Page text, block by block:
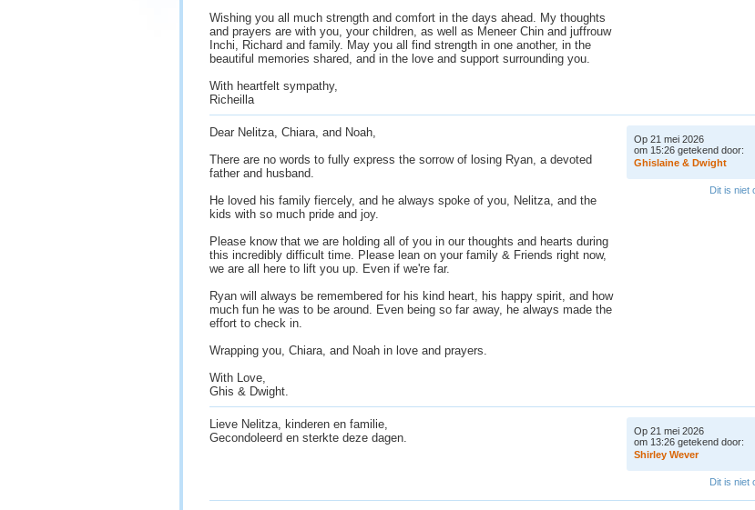
Wishing you all much strength and comfort in the days ahead. My thoughts
and prayers are with you, your children, as well as Meneer Chin and juffrouw
Inchi, Richard and family. May you all find strength in one another, in the
beautiful memories shared, and in the love and support surrounding you.
With heartfelt sympathy,
Richeilla
Dear Nelitza, Chiara, and Noah,
There are no words to fully express the sorrow of losing Ryan, a devoted
father and husband.
He loved his family fiercely, and he always spoke of you, Nelitza, and the
kids with so much pride and joy.
Please know that we are holding all of you in our thoughts and hearts during
this incredibly difficult time. Please lean on your family & Friends right now,
we are all here to lift you up. Even if we're far.
Ryan will always be remembered for his kind heart, his happy spirit, and how
much fun he was to be around. Even being so far away, he always made the
effort to check in.
Wrapping you, Chiara, and Noah in love and prayers.
With Love,
Ghis & Dwight.
Op 21 mei 2026
om 15:26 getekend door:
Ghislaine & Dwight
Dit is niet
Lieve Nelitza, kinderen en familie,
Gecondoleerd en sterkte deze dagen.
Op 21 mei 2026
om 13:26 getekend door:
Shirley Wever
Dit is niet